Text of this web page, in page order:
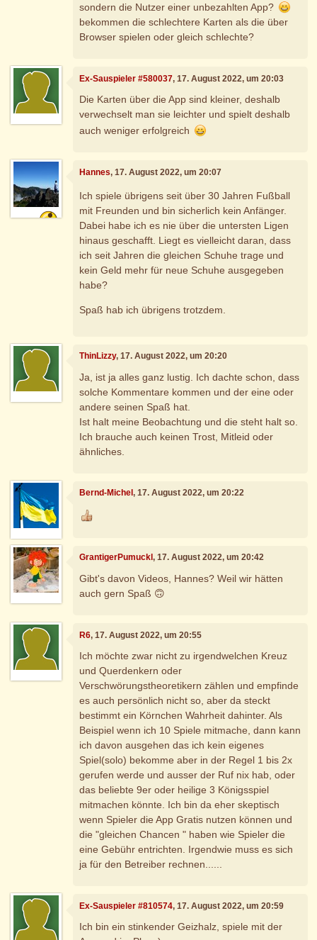
sondern die Nutzer einer unbezahlten App?
bekommen die schlechtere Karten als die über
Browser spielen oder gleich schlechte?
Ex-Sauspieler #580037, 17. August 2022, um 20:03
Die Karten über die App sind kleiner, deshalb
verwechselt man sie leichter und spielt deshalb
auch weniger erfolgreich
Hannes, 17. August 2022, um 20:07
Ich spiele übrigens seit über 30 Jahren Fußball
mit Freunden und bin sicherlich kein Anfänger.
Dabei habe ich es nie über die untersten Ligen
hinaus geschafft. Liegt es vielleicht daran, dass
ich seit Jahren die gleichen Schuhe trage und
kein Geld mehr für neue Schuhe ausgegeben
habe?
Spaß hab ich übrigens trotzdem.
ThinLizzy, 17. August 2022, um 20:20
Ja, ist ja alles ganz lustig. Ich dachte schon, dass
solche Kommentare kommen und der eine oder
andere seinen Spaß hat.
Ist halt meine Beobachtung und die steht halt so.
Ich brauche auch keinen Trost, Mitleid oder
ähnliches.
Bernd-Michel, 17. August 2022, um 20:22
GrantigerPumuckl, 17. August 2022, um 20:42
Gibt's davon Videos, Hannes? Weil wir hätten
auch gern Spaß 🙃
R6, 17. August 2022, um 20:55
Ich möchte zwar nicht zu irgendwelchen Kreuz
und Querdenkern oder
Verschwörungstheoretikern zählen und empfinde
es auch persönlich nicht so, aber da steckt
bestimmt ein Körnchen Wahrheit dahinter. Als
Beispiel wenn ich 10 Spiele mitmache, dann kann
ich davon ausgehen das ich kein eigenes
Spiel(solo) bekomme aber in der Regel 1 bis 2x
gerufen werde und ausser der Ruf nix hab, oder
das beliebte 9er oder heilige 3 Königsspiel
mitmachen könnte. Ich bin da eher skeptisch
wenn Spieler die App Gratis nutzen können und
die "gleichen Chancen " haben wie Spieler die
eine Gebühr entrichten. Irgendwie muss es sich
ja für den Betreiber rechnen......
Ex-Sauspieler #810574, 17. August 2022, um 20:59
Ich bin ein stinkender Geizhalz, spiele mit der